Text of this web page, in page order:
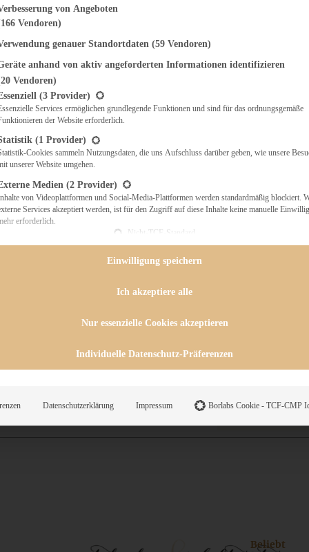
& QUICHES
Beliebt
von Angeboten
Vendoren)
genauer Standortdaten (59 Vendoren)
anhand von aktiv angeforderten Informationen identifizieren
Vendoren)
eine Liste der Service-Gruppen, für die eine Einwilligung erteilt werden
(3 Provider)
Services ermöglichen grundlegende Funktionen und sind für das ordnungsgemäße
der Website erforderlich.
(1 Provider)
Cookies sammeln Nutzungsdaten, die uns Aufschluss darüber geben, wie unsere
unserer Website umgehen.
Medien (2 Provider)
von Videoplattformen und Social-Media-Plattformen werden standardmäßig blockiert.
Services akzeptiert werden, ist für den Zugriff auf diese Inhalte keine manuelle
erforderlich.
Nicht-TCF-Standard
Einwilligung speichern
Ich akzeptiere alle
Nur essenzielle Cookies akzeptieren
Individuelle Datenschutz-Präferenzen
Datenschutzerklärung Impressum Borlabs Cookie - TCF-CMP